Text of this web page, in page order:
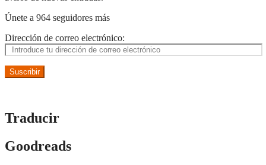
Únete a 964 seguidores más
Dirección de correo electrónico:
Suscribir
Traducir
Goodreads